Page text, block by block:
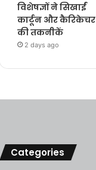
विशेषज्ञों ने सिखाईं
कार्टून और कैरिकेचर
की तकनीकें
2 days ago
Categories